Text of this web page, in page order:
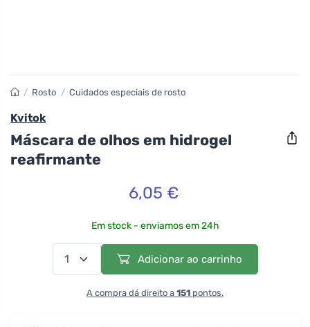
/ Rosto / Cuidados especiais de rosto
Kvitok
Máscara de olhos em hidrogel
reafirmante
6,05 €
Em stock - enviamos em 24h
Adicionar ao carrinho
A compra dá direito a 151 pontos.